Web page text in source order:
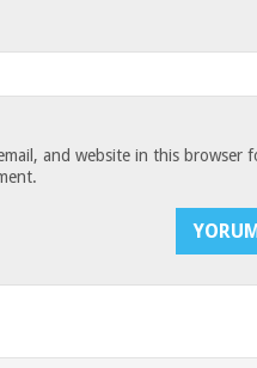
and website in this browser